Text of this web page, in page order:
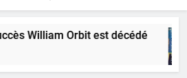
William Orbit est décédé